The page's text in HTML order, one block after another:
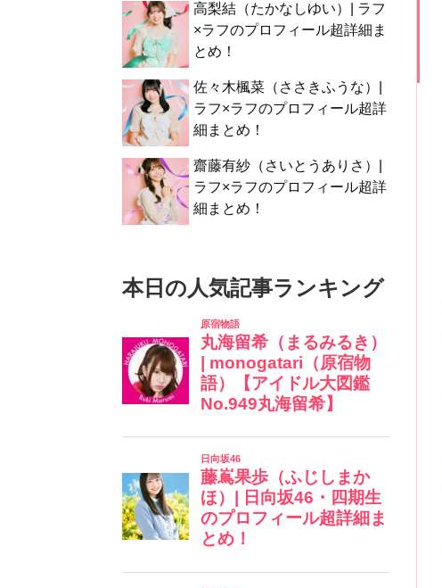
高梨結（たかなしゆい）| ラフ
×ラフのプロフィール超詳細ま
とめ！
佐々木楓菜（ささきふうな）|
ラフ×ラフのプロフィール超詳
細まとめ！
齋藤有紗（さいとうありさ）|
ラフ×ラフのプロフィール超詳
細まとめ！
本日の人気記事ランキング